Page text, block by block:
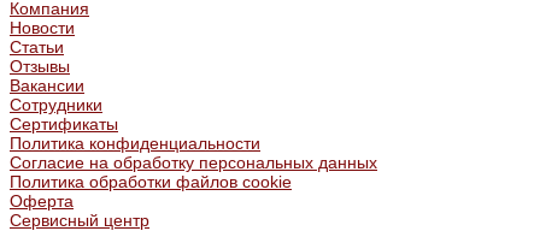
Компания
Новости
Статьи
Отзывы
Вакансии
Сотрудники
Сертификаты
Политика конфиденциальности
Согласие на обработку персональных данных
Политика обработки файлов cookie
Оферта
Сервисный центр